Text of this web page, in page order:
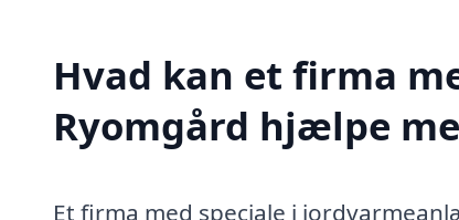
Hvad kan et firma
Ryomgård hjælpe
Et firma med speciale i